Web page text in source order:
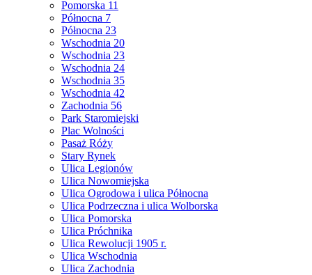
Pomorska 11
Północna 7
Północna 23
Wschodnia 20
Wschodnia 23
Wschodnia 24
Wschodnia 35
Wschodnia 42
Zachodnia 56
Park Staromiejski
Plac Wolności
Pasaż Róży
Stary Rynek
Ulica Legionów
Ulica Nowomiejska
Ulica Ogrodowa i ulica Północna
Ulica Podrzeczna i ulica Wolborska
Ulica Pomorska
Ulica Próchnika
Ulica Rewolucji 1905 r.
Ulica Wschodnia
Ulica Zachodnia